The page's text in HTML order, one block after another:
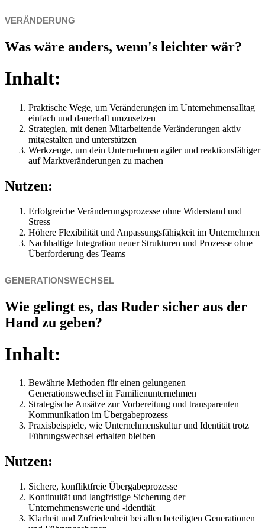
VERÄNDERUNG
Was wäre anders, wenn's leichter wär?
Inhalt:
Praktische Wege, um Veränderungen im Unternehmensalltag
einfach und dauerhaft umzusetzen
Strategien, mit denen Mitarbeitende Veränderungen aktiv
mitgestalten und unterstützen
Werkzeuge, um dein Unternehmen agiler und reaktionsfähiger
auf Marktveränderungen zu machen
Nutzen:
Erfolgreiche Veränderungsprozesse ohne Widerstand und
Stress
Höhere Flexibilität und Anpassungsfähigkeit im Unternehmen
Nachhaltige Integration neuer Strukturen und Prozesse ohne
Überforderung des Teams
GENERATIONSWECHSEL
Wie gelingt es, das Ruder sicher aus der
Hand zu geben?
Inhalt:
Bewährte Methoden für einen gelungenen
Generationswechsel in Familienunternehmen
Strategische Ansätze zur Vorbereitung und transparenten
Kommunikation im Übergabeprozess
Praxisbeispiele, wie Unternehmenskultur und Identität trotz
Führungswechsel erhalten bleiben
Nutzen:
Sichere, konfliktfreie Übergabeprozesse
Kontinuität und langfristige Sicherung der
Unternehmenswerte und -identität
Klarheit und Zufriedenheit bei allen beteiligten Generationen